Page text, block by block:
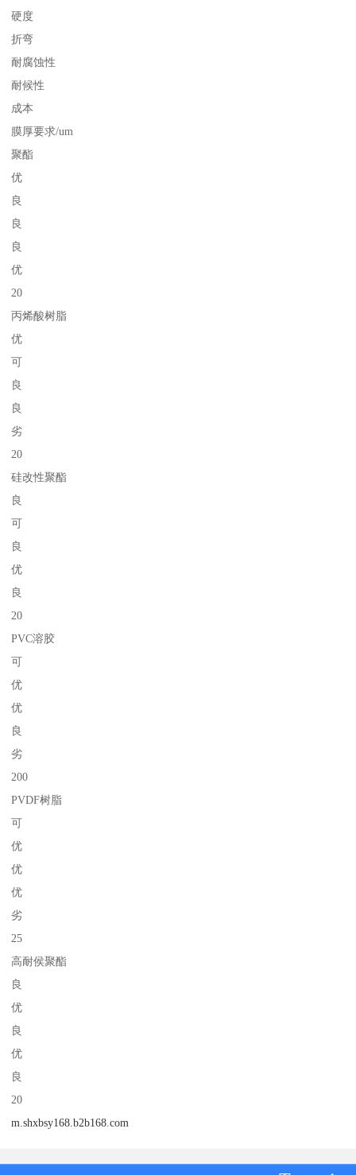
硬度
折弯
耐腐蚀性
耐候性
成本
膜厚要求/um
聚酯
优
良
良
良
优
20
丙烯酸树脂
优
可
良
良
劣
20
硅改性聚酯
良
可
良
优
良
20
PVC溶胶
可
优
优
良
劣
200
PVDF树脂
可
优
优
优
劣
25
高耐侯聚酯
良
优
良
优
良
20
m.shxbsy168.b2b168.com